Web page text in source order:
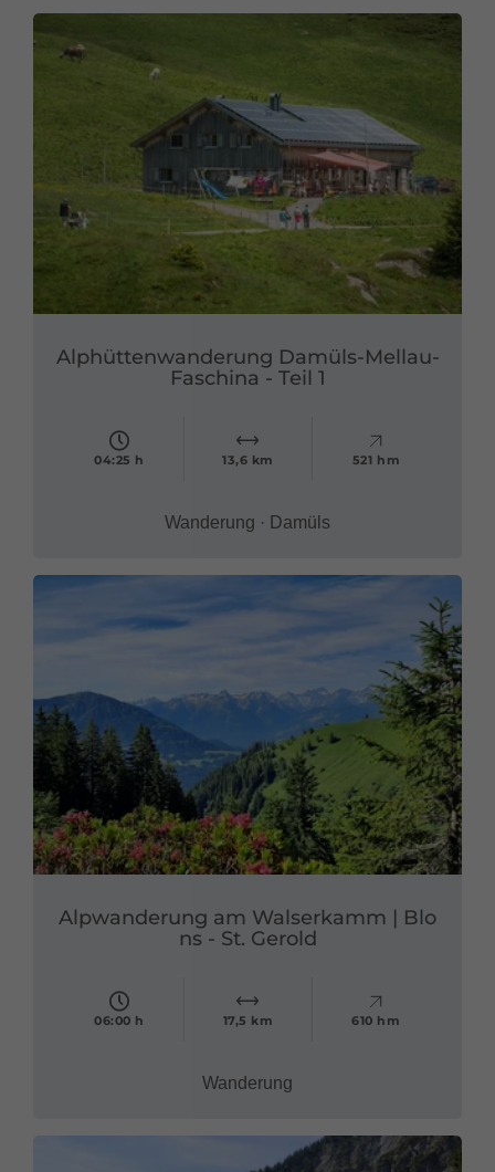
Alphüttenwanderung Damüls-Mellau-
Faschina - Teil 1
04:25 h 13,6 km 521 hm
Wanderung · Damüls
Alpwanderung am Walserkamm | Blo
ns - St. Gerold
06:00 h 17,5 km 610 hm
Wanderung